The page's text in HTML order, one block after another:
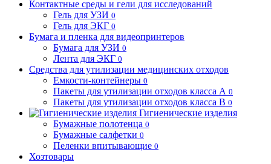
Контактные среды и гели для исследований
Гель для УЗИ 0
Гель для ЭКГ 0
Бумага и пленка для видеопринтеров
Бумага для УЗИ 0
Лента для ЭКГ 0
Средства для утилизации медицинских отходов
Емкости-контейнеры 0
Пакеты для утилизации отходов класса А 0
Пакеты для утилизации отходов класса В 0
Гигиенические изделия
Бумажные полотенца 0
Бумажные салфетки 0
Пеленки впитывающие 0
Хозтовары